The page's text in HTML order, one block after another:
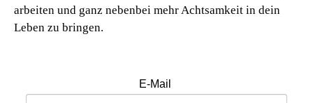
arbeiten und ganz nebenbei mehr Achtsamkeit in dein
Leben zu bringen.
E-Mail